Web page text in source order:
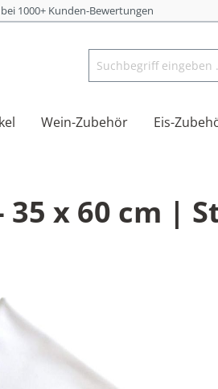
1000+ Kunden-Bewertungen
Wein-Zubehör Eis-
x 60 cm |